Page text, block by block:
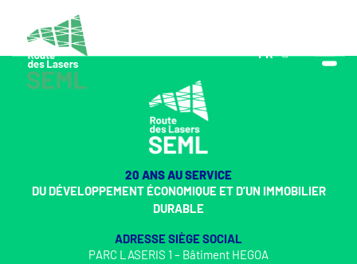
FR
EN
20 ANS AU SERVICE
DU DÉVELOPPEMENT ÉCONOMIQUE ET D’UN IMMOBILIER
DURABLE
ADRESSE SIÈGE SOCIAL
PARC LASERIS 1 – Bâtiment HEGOA